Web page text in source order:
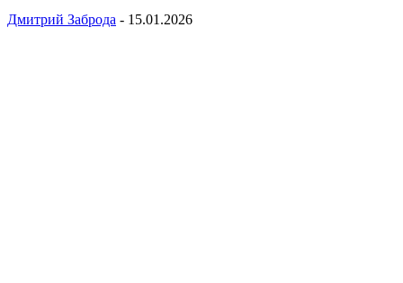
Дмитрий Заброда - 15.01.2026